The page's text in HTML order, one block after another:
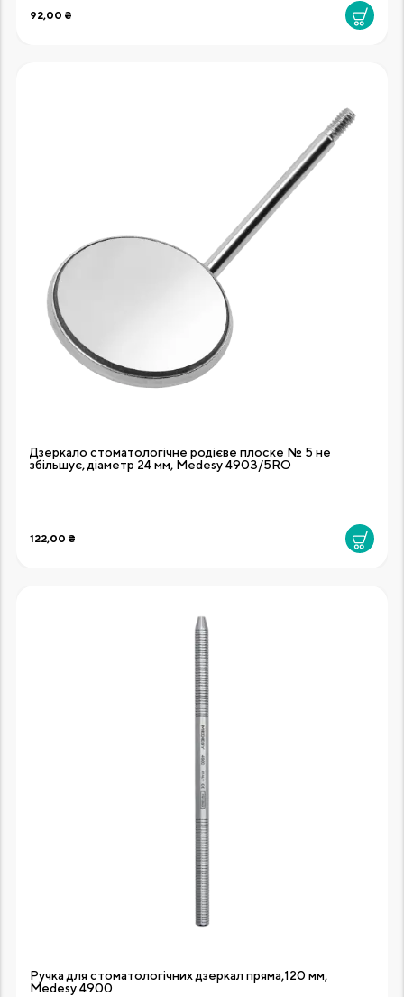
92,00 ₴
Дзеркало стоматологічне родієве плоске № 5 не
збільшує, діаметр 24 мм, Medesy 4903/5RO
122,00 ₴
Ручка для стоматологічних дзеркал пряма,120 мм,
Medesy 4900